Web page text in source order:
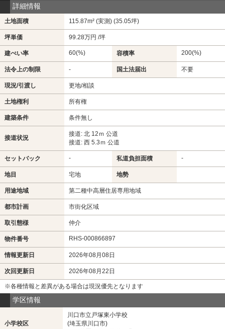
詳細情報
土地面積 115.87m² (実測) (35.05坪)
坪単価 99.28万円 /坪
建ぺい率 60(%) 容積率 200(%)
法令上の制限 - 国土法届出 不要
現況/引渡し 更地/相談
土地権利 所有権
建築条件 条件無し
接道状況
接道: 北 12ｍ 公道
接道: 西 5.3ｍ 公道
セットバック - 私道負担面積 -
地目 宅地 地勢
用途地域 第二種中高層住居専用地域
都市計画 市街化区域
取引態様 仲介
物件番号 RHS-000866897
情報更新日 2026年08月08日
次回更新日 2026年08月22日
※各種情報と差異がある場合は現況優先となります
学区情報
小学校区
川口市立戸塚東小学校
(埼玉県川口市)